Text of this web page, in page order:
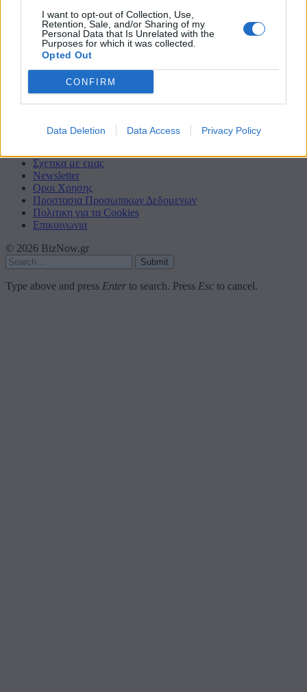
I want to opt-out of Collection, Use,
Retention, Sale, and/or Sharing of my
Personal Data that Is Unrelated with the
Purposes for which it was collected.
Opted Out
CONFIRM
Data Deletion Data Access Privacy Policy
Δήμος Αθηναίων: 43 σχολικές αυλές γίνονται πιο πράσινες
και πιο δροσερές
Η FARIA Renewables προχώρησε στην ηλεκτροδότηση του
αιολικού πάρκου Faria Αίολος Λάρυμνα
ΥΠΕΝ: Διευρύνεται ο κατάλογος των Προστατευόμενων
Τοπίων σε 12
O Όμιλος Επιχειρήσεων Σαρακάκη στο πλευρό της ΑΝΙΜΑ
Συνάντηση εργασίας του Ν. Χαρδαλιά με την Πρόεδρο του
X (Twitter)
Σχετικα με εμας
Newsletter
Οροι Χρησης
Προστασια Προσωπικων Δεδομενων
Πολιτικη για τα Cookies
Επικοινωνια
© 2026 BizNow.gr
Submit
Type above and press Enter to search. Press Esc to cancel.